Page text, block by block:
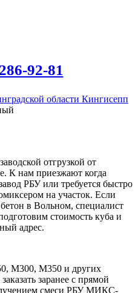
286-92-81
области Кингисепп
отгрузкой от
К нам приезжают когда
РБУ или требуется быстро
на участок. Если
в Вольном, специалист
стоимость куба и
адрес.
М300, М350 и других
заранее с прямой
смеси РБУ МИКС-